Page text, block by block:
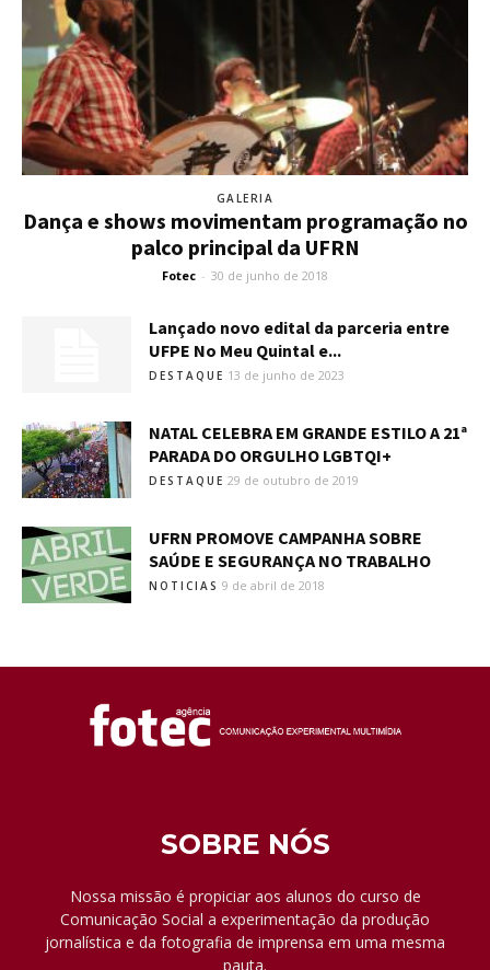
GALERIA
Dança e shows movimentam programação no
palco principal da UFRN
Fotec - 30 de junho de 2018
Lançado novo edital da parceria entre
UFPE No Meu Quintal e...
DESTAQUE 13 de junho de 2023
NATAL CELEBRA EM GRANDE ESTILO A 21ª
PARADA DO ORGULHO LGBTQI+
DESTAQUE 29 de outubro de 2019
UFRN PROMOVE CAMPANHA SOBRE
SAÚDE E SEGURANÇA NO TRABALHO
NOTICIAS 9 de abril de 2018
SOBRE NÓS
Nossa missão é propiciar aos alunos do curso de
Comunicação Social a experimentação da produção
jornalística e da fotografia de imprensa em uma mesma
pauta.